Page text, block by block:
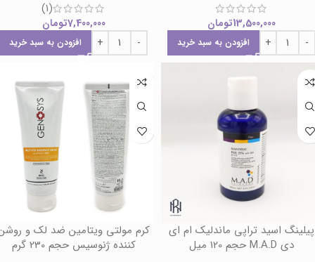
13,500,000تومان
افزودن به سبد خرید
(1)
7,400,000تومان
افزودن به سبد خرید
پیلینگ اسید تراپی ماندلیک ام ای
دی M.A.D حجم 120 میل
کرم مولتی ویتامین ضد لک و
کننده ژنوسیس حجم 230 گرم